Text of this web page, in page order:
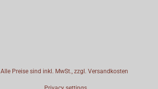
Alle Preise sind inkl. MwSt., zzgl. Versandkosten